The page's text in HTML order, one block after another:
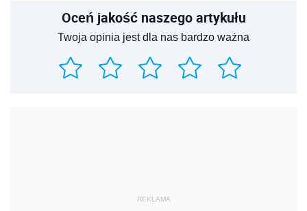
Oceń jakość naszego artykułu
Twoja opinia jest dla nas bardzo ważna
REKLAMA